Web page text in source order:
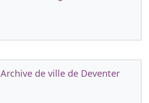
Archive de ville de Deventer